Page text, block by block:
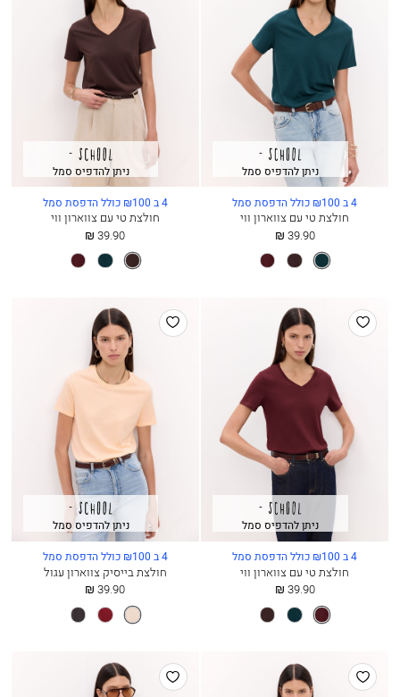
ניתן להדפיס סמל
4 ב ₪100 כולל הדפסת סמל
חולצת טי עם צווארון ווי
החל
39.90 ₪
מונסוןחום
כהה
יין
עמוק
ניתן להדפיס סמל
4 ב ₪100 כולל הדפסת סמל
חולצת טי עם צווארון ווי
החל
39.90 ₪
חום
כהה
מונסוןיין
עמוק
הוסף
למועדפים
ניתן להדפיס סמל
4 ב ₪100 כולל הדפסת סמל
חולצת טי עם צווארון ווי
החל
39.90 ₪
יין
עמוק
מונסוןחום
כהה
הוסף
למועדפים
ניתן להדפיס סמל
4 ב ₪100 כולל הדפסת סמל
חולצת בייסיק צווארון עגול
החל
39.90 ₪
ורוד
פנינה
בורדו’פחם
כהה
הוסף
למועדפים
הוסף
למועדפים